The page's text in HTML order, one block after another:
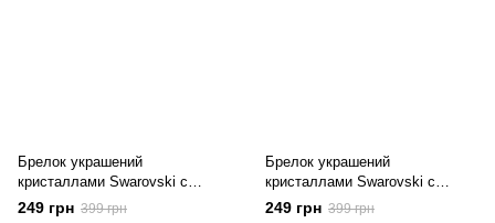
Брелок украшений
кристаллами Swarovski с
логотипом FORD
249 грн 399 грн
Брелок украшений
кристаллами Swarovski с
логотипом MERCEDES
249 грн 399 грн